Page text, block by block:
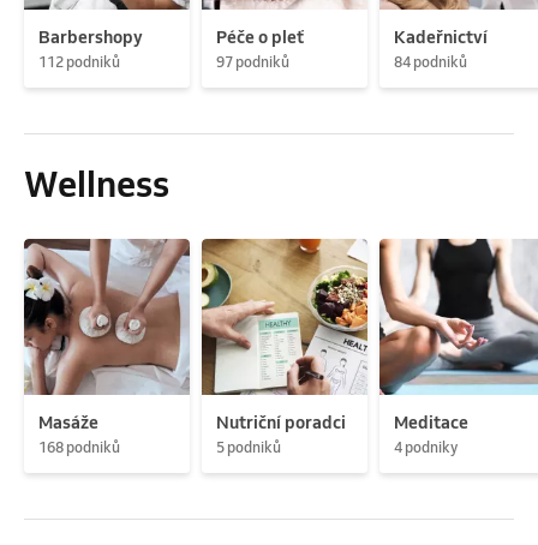
Barbershopy
112 podniků
Péče o pleť
97 podniků
Kadeřnictví
84 podniků
Wellness
Masáže
168 podniků
Nutriční poradci
5 podniků
Meditace
4 podniky